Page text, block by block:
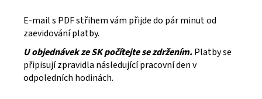
E-mail s PDF střihem vám přijde do pár minut od
zaevidování platby.
U objednávek ze SK počítejte se zdržením.Platby se
připisují zpravidla následující pracovní den v
odpoledních hodinách.